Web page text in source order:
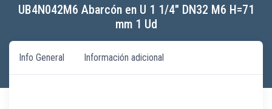
UB4N042M6 Abarcón en U 1 1/4″ DN32 M6 H=71
mm 1 Ud
Info General Información adicional